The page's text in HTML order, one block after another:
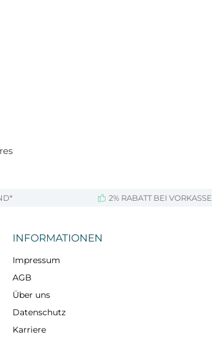
2% RABATT BEI VORKASSE
INFORMATIONEN
Impressum
AGB
Über uns
Datenschutz
Karriere